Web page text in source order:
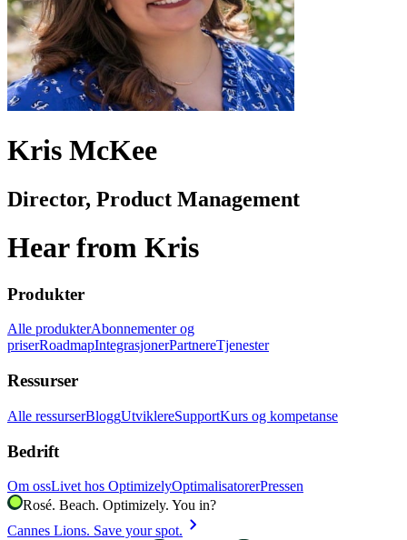
Kris McKee
Director, Product Management
Hear from Kris
Produkter
Alle produkterAbonnementer og
priserRoadmapIntegrasjonerPartnereTjenester
Ressurser
Alle ressurserBloggUtviklereSupportKurs og kompetanse
Bedrift
Om ossLivet hos OptimizelyOptimalisatorerPressen
Rosé. Beach. Optimizely. You in?
Cannes Lions. Save your spot. chevron_right